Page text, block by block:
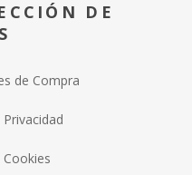
DE
de Compra